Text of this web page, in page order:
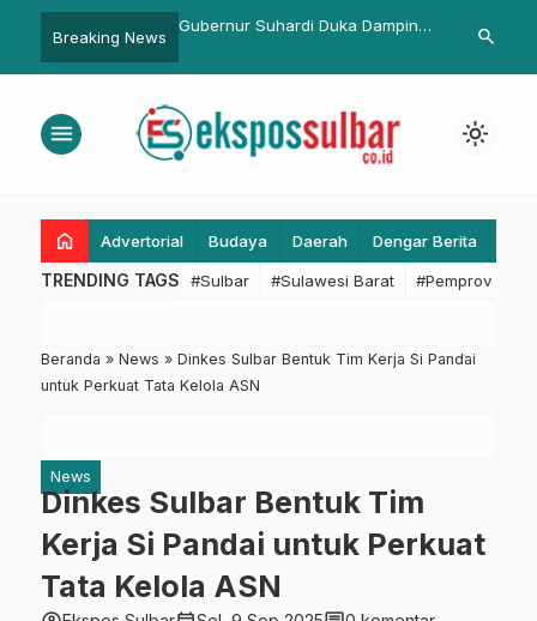
Breaking News
Suhardi Duka Dampingi
Tinjau
Transmigrasi
Gerak Cepat Ditlantas Polda
Ampalas Kalukku
Kapolres
search
menu light_mode
home Advertorial Budaya Daerah Dengar Berita
TRENDING TAGS #Sulbar #Sulawesi Barat #Pemprov
Beranda » News » Dinkes Sulbar Bentuk Tim Kerja Si Pandai
untuk Perkuat Tata Kelola ASN
News
Dinkes Sulbar Bentuk Tim
Kerja Si Pandai untuk Perkuat
Tata Kelola ASN